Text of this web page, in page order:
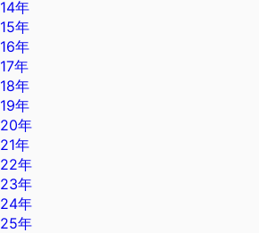
14年
15年
16年
17年
18年
19年
20年
21年
22年
23年
24年
25年